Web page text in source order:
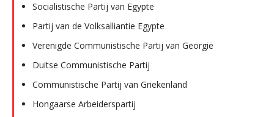
Socialistische Partij van Egypte
Partij van de Volksalliantie Egypte
Verenigde Communistische Partij van Georgië
Duitse Communistische Partij
Communistische Partij van Griekenland
Hongaarse Arbeiderspartij